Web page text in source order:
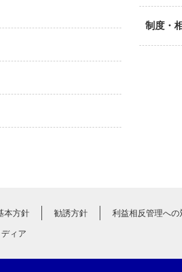
制度・
本方針 勧誘方針 利益相反管理への
ィア